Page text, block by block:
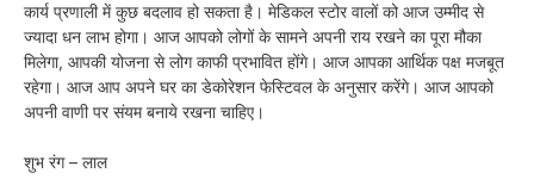
कार्य प्रणाली में कुछ बदलाव हो सकता है। मेडिकल स्टोर वालों को आज उम्मीद से
ज्यादा धन लाभ होगा। आज आपको लोगों के सामने अपनी राय रखने का पूरा मौका
मिलेगा, आपकी योजना से लोग काफी प्रभावित होंगे। आज आपका आर्थिक पक्ष मजबूत
रहेगा। आज आप अपने घर का डेकोरेशन फेस्टिवल के अनुसार करेंगे। आज आपको
अपनी वाणी पर संयम बनाये रखना चाहिए।
शुभ रंग – लाल